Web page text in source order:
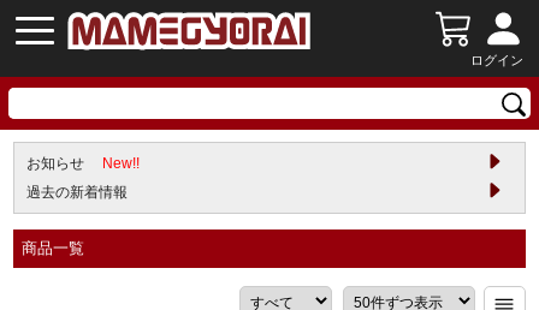
ログイン
お知らせ
New!!
過去の新着情報
商品一覧